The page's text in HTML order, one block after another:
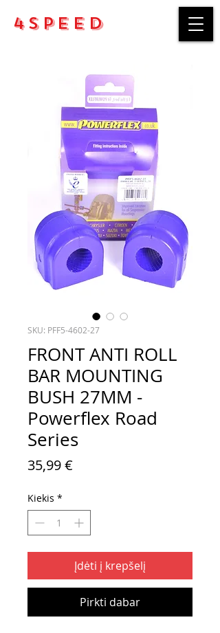
4Speed
SKU: PFF5-4602-27
FRONT ANTI ROLL
BAR MOUNTING
BUSH 27MM -
Powerflex Road
Series
35,99 €
Kiekis *
Įdėti į krepšelį
Pirkti dabar